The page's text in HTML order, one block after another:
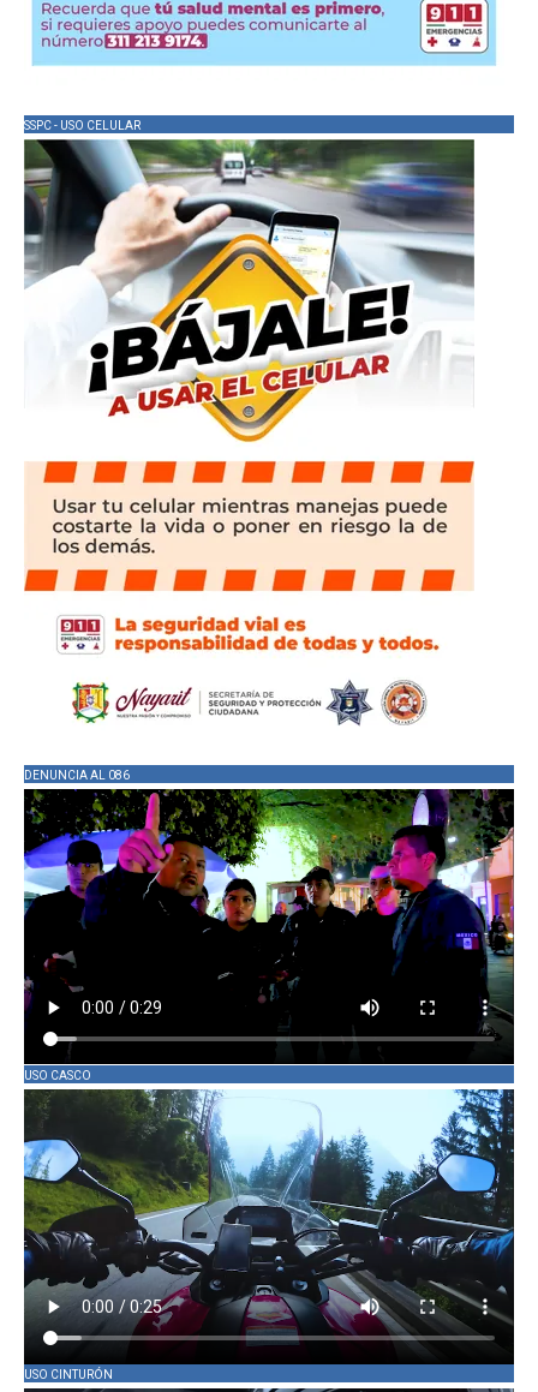
SSPC - USO CELULAR
DENUNCIA AL 086
USO CASCO
USO CINTURÓN